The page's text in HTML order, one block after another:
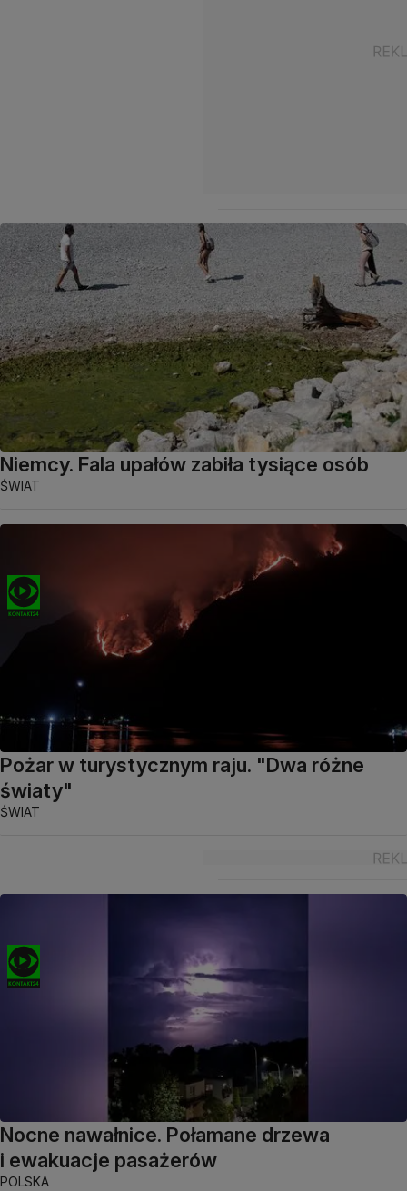
Niemcy. Fala upałów zabiła tysiące osób
ŚWIAT
Pożar w turystycznym raju. "Dwa różne
światy"
ŚWIAT
Nocne nawałnice. Połamane drzewa
i ewakuacje pasażerów
POLSKA